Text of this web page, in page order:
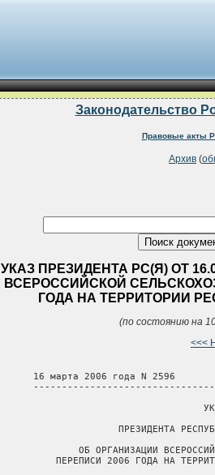
Законодательство
Правовые акты
Архив (
УКАЗ ПРЕЗИДЕНТА РС(Я) ОТ
ВСЕРОССИЙСКОЙ
ГОДА НА ТЕРРИТОРИИ
(по состоянию на
<<<
   16 марта 2006 года N 2596
ПРЕЗИДЕНТА
ОБ ОРГАНИЗАЦИИ
ПЕРЕПИСИ 2006 ГОДА НА